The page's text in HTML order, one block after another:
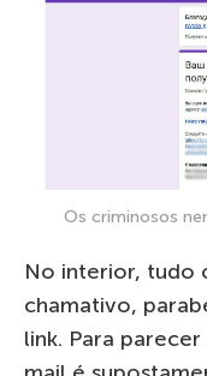
Os criminosos
No interior, tudo
chamativo,
link. Para